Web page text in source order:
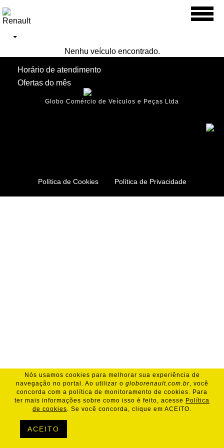
Nenhu veículo encontrado.
Horário de atendimento
Ofertas do mês
Globo Comércio de Veículos e Peças Ltda
Política de Cookies Política de Privacidade
Nós usamos cookies para melhorar sua experiência de
navegação no portal. Ao utilizar o globorenault.com.br, você
concorda com a política de monitoramento de cookies. Para
ter mais informações sobre como isso é feito, acesse Política
de cookies. Se você concorda, clique em ACEITO.
ACEITO